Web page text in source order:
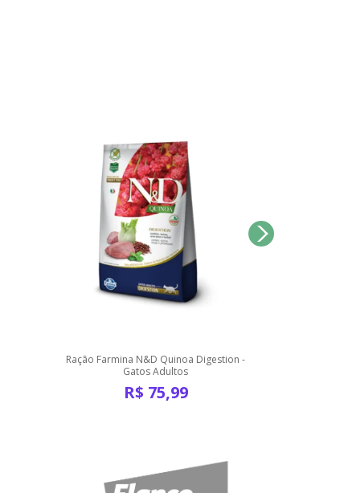
Ração Farmina N&D Quinoa Digestion -
Gatos Adultos
R$ 75,99